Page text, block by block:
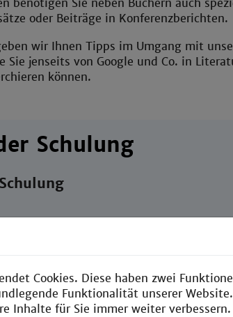
benötigen Sie neben Büchern auch
oder Beiträge in Konferenzberichten.
wir Ihnen Tipps im Umgang mit
Sie jenseits von Google und Co. in
können.
Schulung
OPAC - gezielt suchen, mehr finden
Journals - suchen, aufrufen und
Cookies. Diese haben zwei
Funktionalität unserer
Inhalte für Sie immer weiter